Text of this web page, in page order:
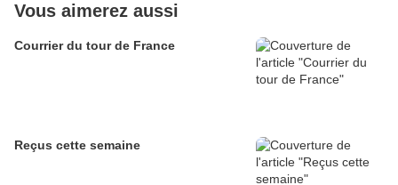
Vous aimerez aussi
Courrier du tour de France
Reçus cette semaine